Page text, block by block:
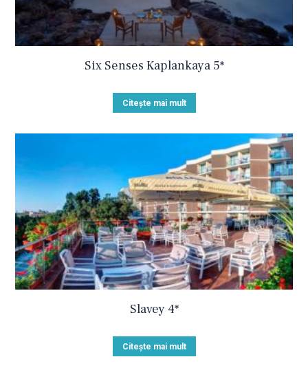
Six Senses Kaplankaya 5*
Citește mai mult
Slavey 4*
Citește mai mult